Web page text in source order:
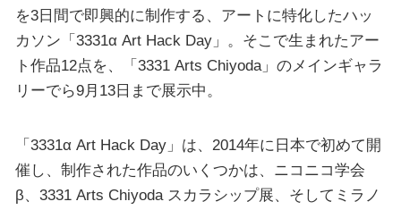
を3日間で即興的に制作する、アートに特化したハッ
カソン「3331α Art Hack Day」。そこで生まれたアー
ト作品12点を、「3331 Arts Chiyoda」のメインギャラ
リーでら9月13日まで展示中。
「3331α Art Hack Day」は、2014年に日本で初めて開
催し、制作された作品のいくつかは、ニコニコ学会
β、3331 Arts Chiyoda スカラシップ展、そしてミラノ